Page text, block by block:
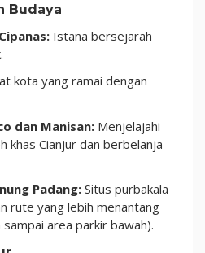
Budaya
Istana bersejarah
kota yang ramai dengan
dan Manisan: Menjelajahi
khas Cianjur dan berbelanja
Padang: Situs purbakala
rute yang lebih menantang
area parkir bawah).